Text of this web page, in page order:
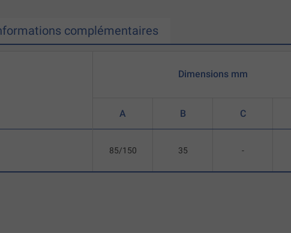
complémentaires
Dimensions mm
A B C
85/150 35 -